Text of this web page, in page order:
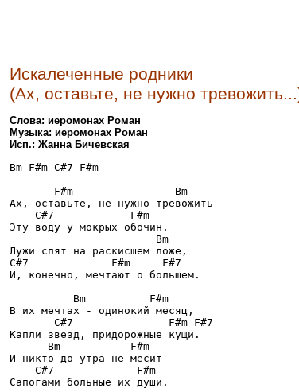
Искалеченные родники
(Ах, оставьте, не нужно
Слова: иеромонах Роман
Музыка: иеромонах Роман
Исп.: Жанна Бичевская
Bm F#m C#7 F#m
       F#m                Bm
Ах, оставьте, не нужно тревожить
    C#7            F#m
Эту воду у мокрых обочин.
                       Bm
Лужи спят на раскисшем ложе,
C#7             F#m     F#7
И, конечно, мечтают о большем.
          Bm          F#m
В их мечтах - одинокий месяц,
       C#7               F#m F#7
Капли звезд, придорожные кущи.
      Bm           F#m
И никто до утра не месит
    C#7             F#m
Сапогами больные их души.